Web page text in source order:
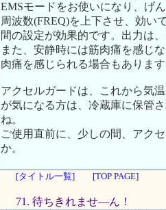
EMSモードをお使いになり、げ
周波数(FREQ)を上下させ、効い
間の設定が効果的です。出力は
また、安静時には筋肉痛を感じ
肉痛を感じられる場合もあります
アクセルガードは、これから気
が気になる方は、冷蔵庫に保管
ね。
ご使用直前に、少しの間、アク
か。
[タイトル一覧] [TOP PAGE]
71. 待ちきれませ―ん！